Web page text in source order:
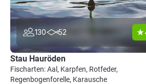
130 52
Stau Hauröden
Fischarten: Aal, Karpfen, Rotfeder,
Regenbogenforelle, Karausche